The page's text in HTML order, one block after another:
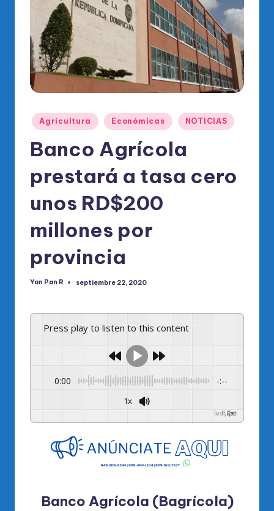
o
O
ci
al
el
R
Publicado
en
Agricultura Económicas NOTICIAS
Banco Agrícola
prestará a tasa cero
unos RD$200
millones por
provincia
Publicado
Yan Pan R septiembre 22, 2020
Press play to listen to this content
0:00 -:--
1x
Powered By GSpeech
Banco Agrícola (Bagrícola)